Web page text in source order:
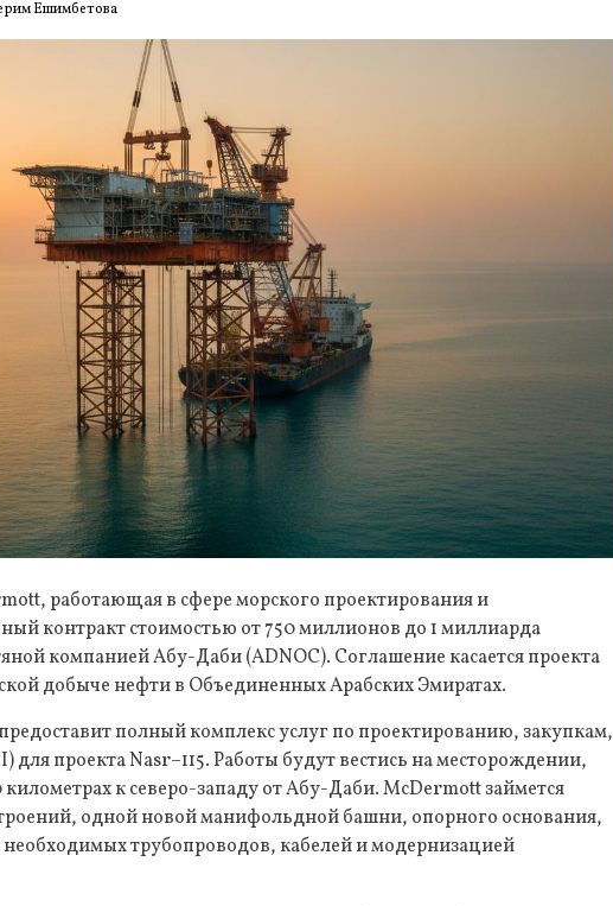
Ешимбетова
работающая в сфере морского проектирования и
контракт стоимостью от 750 миллионов до 1 миллиарда
компанией Абу-Даби (ADNOC). Соглашение касается проекта
добыче нефти в Объединенных Арабских Эмиратах.
полный комплекс услуг по проектированию, закупкам,
для проекта Nasr–115. Работы будут вестись на месторождении,
к северо-западу от Абу-Даби. McDermott займется
одной новой манифольдной башни, опорного основания,
необходимых трубопроводов, кабелей и модернизацией